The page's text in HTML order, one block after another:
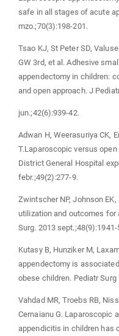
safe in all stages of acute
mzo.;70(3):198-201.
Tsao KJ, St Peter SD,
GW 3rd, et al. Adhesive
appendectomy in children:
and open approach. J
jun.;42(6):939-42.
Adwan H, Weerasuriya CK,
T.Laparoscopic versus
District General Hospital
febr.;49(2):277-9.
Zwintscher NP, Johnson
utilization and outcomes
Surg. 2013 sept.;48(9):1941-
Kutasy B, Hunziker M,
appendectomy is
obese children. Pediatr Surg
Vahdad MR, Troebs RB,
Cernaianu G. Laparoscopic
appendicitis in children has